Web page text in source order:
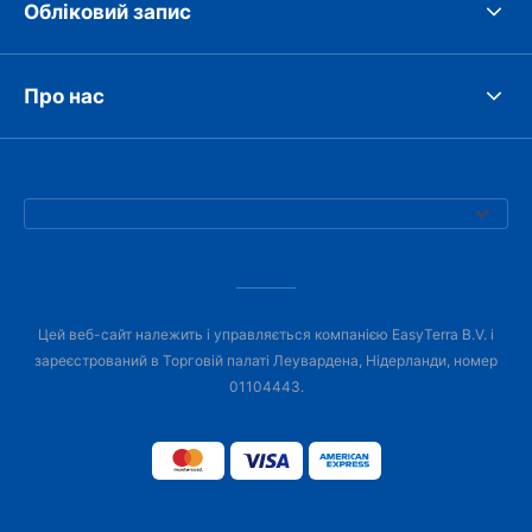
Обліковий запис
Про нас
Цей веб-сайт належить і управляється компанією EasyTerra B.V. і
зареєстрований в Торговій палаті Леувардена, Нідерланди, номер
01104443.